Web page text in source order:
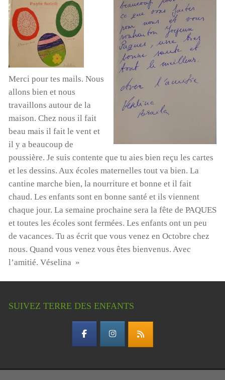
Merci pour tes mails. Nous
allons bien et nous
travaillons autour de la
maison. Chez nous il fait
beau mais il fait le vent et
il y a beaucoup de
poussière. Je suis contente que tu aies bien reçu les cartes
et les dessins. Aux écoles maternelles tout va bien. La
cantine marche bien, la nourriture et bonne et il fait
chaud. Les enfants sont en bonne santé et ils viennent
chaque jour. La semaine prochaine sera la fête de PAQUES
et toutes les écoles sont fermées. Les enfants ont un peu
de vacances. Tu as écrit que vous venez en Octobre chez
nous. Quand vous venez vous êtes bienvenus. Avec
l’amitié. Véselina »
SUIVEZ TERRE DES ENFANTS